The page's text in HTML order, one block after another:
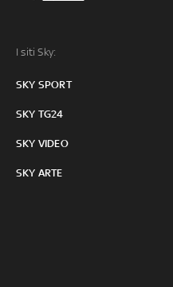
I siti Sky:
SKY SPORT
SKY TG24
SKY VIDEO
SKY ARTE